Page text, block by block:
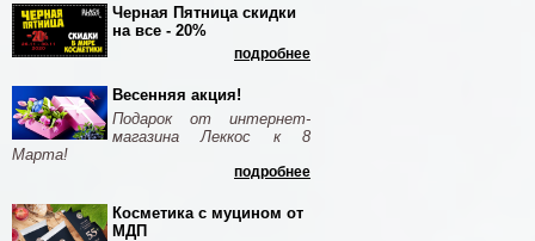
Черная Пятница скидки
на все - 20%
подробнее
Весенняя акция!
Подарок от интернет-
магазина Леккос к 8
Марта!
подробнее
Косметика с муцином от
МДП